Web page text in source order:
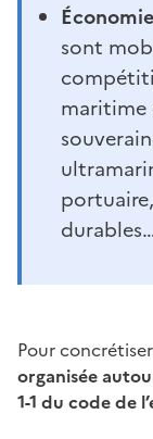
Économie
sont
maritime
Pour
organisée
1-1 du code de